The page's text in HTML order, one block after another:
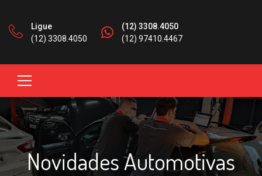
Ligue
(12) 3308.4050
(12) 3308.4050
(12) 97410.4467
Novidades Automotivas